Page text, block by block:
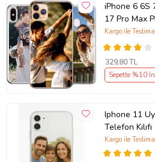
iPhone 6 6S
17 Pro Max
Resimli
Kargo ile
329,80 TL
Sepette %10
Iphone 11
Telefon Kılıfı
Kargo ile